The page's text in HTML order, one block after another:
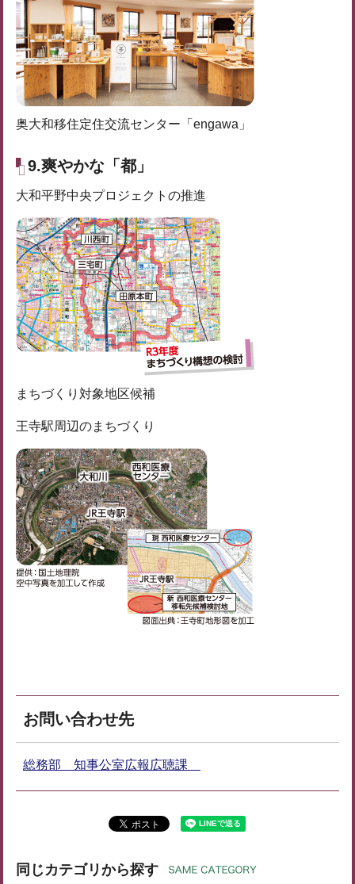
奥大和移住定住交流センター「engawa」
9.爽やかな「都」
大和平野中央プロジェクトの推進
まちづくり対象地区候補
王寺駅周辺のまちづくり
お問い合わせ先
総務部 知事公室広報広聴課
同じカテゴリから探す